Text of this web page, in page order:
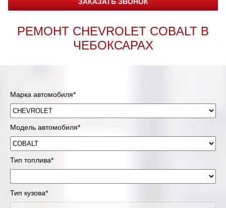
РЕМОНТ CHEVROLET COBALT В
ЧЕБОКСАРАХ
Марка автомобиля*
Модель автомобиля*
Тип топлива*
Тип кузова*